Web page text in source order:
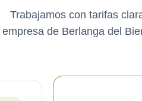
Trabajamos con tarifas
empresa de Berlanga del